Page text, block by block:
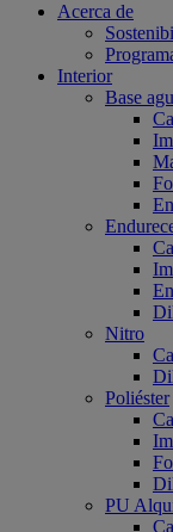
Acerca de
Interior
Base
Nitro
Poliéster
PU